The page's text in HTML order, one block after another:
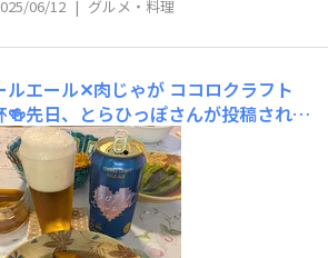
06/12 | グルメ・料理
ルエール✕肉じゃが ココロクラフト
先日、とらひっぽさんが投稿されて
ても食べたくなり作りました~✨肉じ
いたの、かぼちゃの煮物、オクラのお
美味しかったです ご馳走さまでした